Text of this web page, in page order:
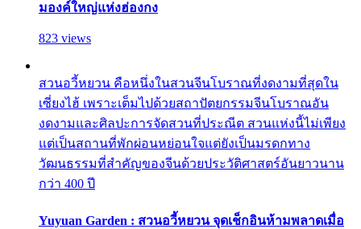
มองค์ใหญ่แห่งฮ่องกง
823 views
สวนอวี้หยวน คือหนึ่งในสวนจีนโบราณที่งดงามที่สุดใน
เซี่ยงไฮ้ เพราะเต็มไปด้วยสถาปัตยกรรมจีนโบราณอัน
งดงามและศิลปะการจัดสวนที่ประณีต สวนแห่งนี้ไม่เพียง
แต่เป็นสถานที่พักผ่อนหย่อนใจแต่ยังเป็นมรดกทาง
วัฒนธรรมที่สำคัญของจีนด้วยประวัติศาสตร์อันยาวนาน
กว่า 400 ปี
Yuyuan Garden : สวนอวี้หยวน จุดเช็กอินห้ามพลาดเมื่อ